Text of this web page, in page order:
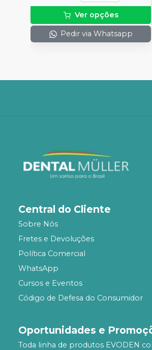
Ver opções
Pedir via Whatsapp
Central do Cliente
Sobre Nós
Fretes e Devoluções
Política Comercial
WhatsApp
Cursos e Eventos
Código de Defesa do Consumidor
Oportunidades e
Toda linha de produtos EVODEN